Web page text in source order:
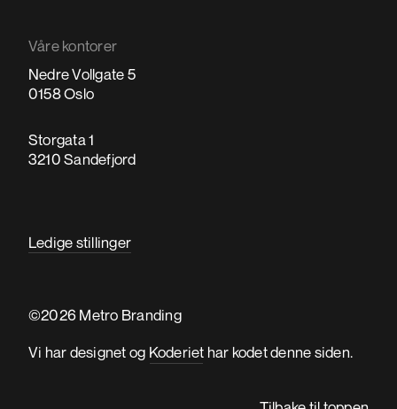
Våre kontorer
Nedre Vollgate 5
0158 Oslo
Storgata 1
3210 Sandefjord
Ledige stillinger
©2026 Metro Branding
Vi har designet og Koderiet har kodet denne siden.